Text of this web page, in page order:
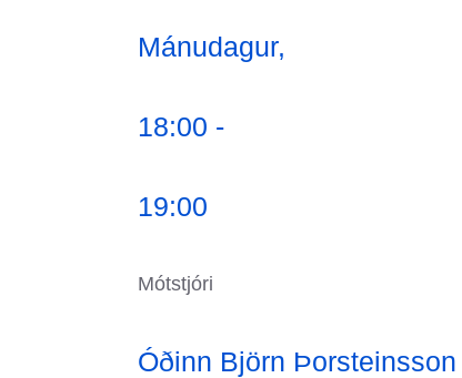
Mánudagur,
18:00 -
19:00
Mótstjóri
Óðinn Björn Þorsteinsson